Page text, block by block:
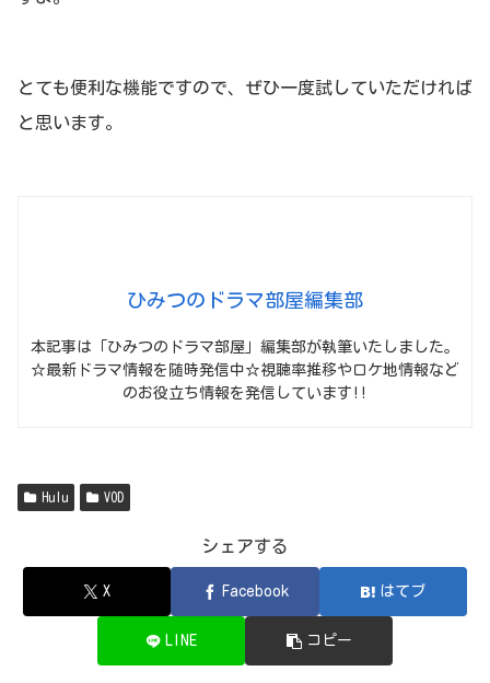
とても便利な機能ですので、ぜひ一度試していただければ
と思います。
ひみつのドラマ部屋編集部
本記事は「ひみつのドラマ部屋」編集部が執筆いたしました。
☆最新ドラマ情報を随時発信中☆視聴率推移やロケ地情報など
のお役立ち情報を発信しています!!
Hulu VOD
シェアする
X Facebook はてブ
LINE コピー